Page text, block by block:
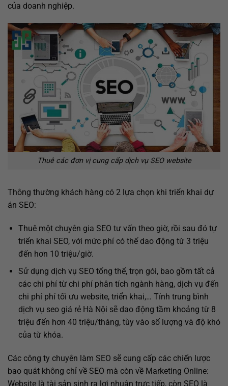
của doanh nghiệp.
Thuê các đơn vị cung cấp dịch vụ SEO website
Thông thường khách hàng có 2 lựa chọn khi triển khai dự
án SEO:
Thuê một chuyên gia SEO tư vấn theo giờ, rồi sau đó tự
triển khai SEO, với mức phí có thể dao động từ 3 triệu
đến hơn 10 triệu/giờ.
Sử dụng dịch vụ SEO tổng thể, trọn gói, bao gồm tất cả
các chi phí từ chi phí phân tích ngành hàng, dịch vụ đến
chi phí phí tối ưu website, triển khai,… Tính trung bình
dịch vụ seo giá rẻ Hà Nội sẽ dao động tầm khoảng từ 8
triệu đến hơn 40 triệu/tháng, tùy vào số lượng và độ khó
của từ khóa.
Các công ty chuyên làm SEO sẽ cung cấp các chiến lược
bao quát không chỉ về SEO mà còn về Marketing Online:
Website là tài sản sinh ra lợi nhuận trực tiếp, còn SEO là